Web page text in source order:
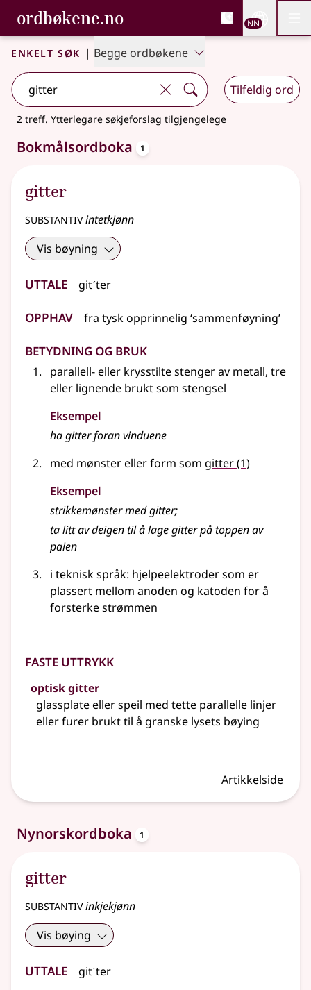
Gå til hovudinnhald
Tilgjenge
ordbøkene.no, Bokmålsordboka og
Bokmålsordboka og Nynorskordboka
NN
Enkelt søk | Begge ordbøkene
Tilfeldig ord
2 treff. Ytterlegare søkjeforslag tilgjengelege
Bokmålsordboka 1
gitter
substantivintetkjønn
Vis bøyning
Uttale gitˊter
Opphav fra tyskopprinnelig ‘sammenføyning’
Betydning og bruk
parallell-eller krysstilte stenger av metall, tre
eller lignende brukt som stengsel
Eksempel
hagitterforan vinduene
med mønster eller form som gitter(1)
Eksempel
strikkemønster med gitter;
ta litt av deigen til å lage gitter på toppen av
paien
i teknisk språk: hjelpeelektroder som er
plassert mellom anoden og katoden for å
forsterke strømmen
Faste uttrykk
optisk gitter
glassplate eller speil med tette parallelle linjer
eller furer brukt til å granske lysets bøying
Artikkelside
Nynorskordboka 1
gitter
substantivinkjekjønn
Vis bøying
Uttale gitˊter